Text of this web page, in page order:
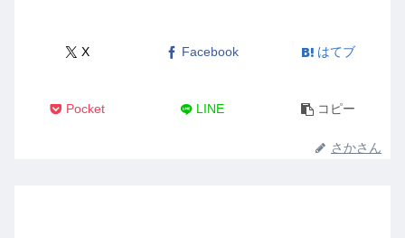
X Facebook はてブ
Pocket LINE コピー
さかさん